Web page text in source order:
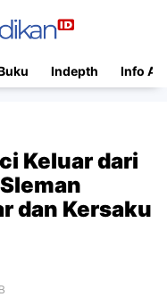
Indepth Info
Keluar dari
dan Kersaku